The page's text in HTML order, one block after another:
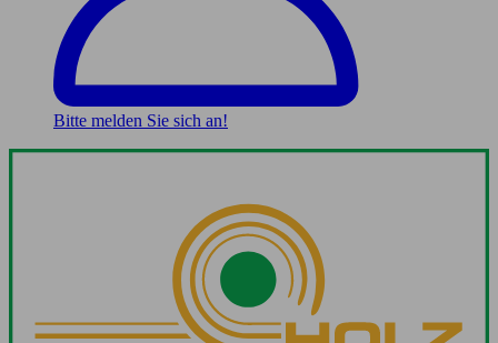
Bitte melden Sie sich an!